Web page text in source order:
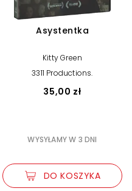
Asystentka
Kitty Green
3311 Productions.
35,00 zł
WYSYŁAMY W 3 DNI
DO KOSZYKA